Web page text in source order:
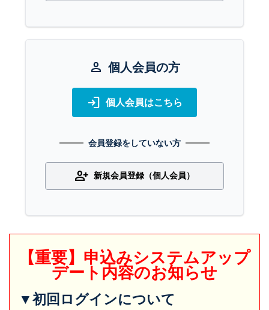
person 個人会員の方
login 個人会員はこちら
会員登録をしていない方
person_add 新規会員登録（個人会員）
【重要】申込みシステムアップ
デート内容のお知らせ
▼初回ログインについて